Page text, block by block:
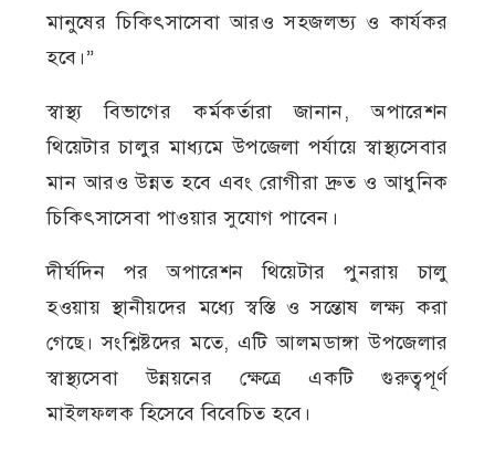
মানুষের চিকিৎসাসেবা আরও সহজলভ্য ও কার্যকর
হবে।”
স্বাস্থ্য বিভাগের কর্মকর্তারা জানান, অপারেশন
থিয়েটার চালুর মাধ্যমে উপজেলা পর্যায়ে স্বাস্থ্যসেবার
মান আরও উন্নত হবে এবং রোগীরা দ্রুত ও আধুনিক
চিকিৎসাসেবা পাওয়ার সুযোগ পাবেন।
দীর্ঘদিন পর অপারেশন থিয়েটার পুনরায় চালু
হওয়ায় স্থানীয়দের মধ্যে স্বস্তি ও সন্তোষ লক্ষ্য করা
গেছে। সংশ্লিষ্টদের মতে, এটি আলমডাঙ্গা উপজেলার
স্বাস্থ্যসেবা উন্নয়নের ক্ষেত্রে একটি গুরুত্বপূর্ণ
মাইলফলক হিসেবে বিবেচিত হবে।